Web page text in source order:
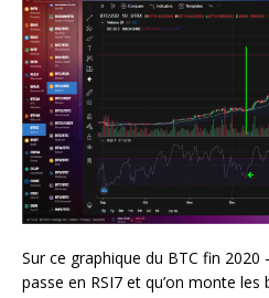
Sur ce graphique du BTC fin
passe en RSI7 et qu’on monte